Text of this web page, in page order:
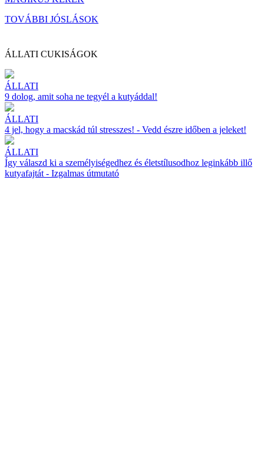
TOVÁBBI JÓSLÁSOK
ÁLLATI CUKISÁGOK
ÁLLATI
9 dolog, amit soha ne tegyél a kutyáddal!
ÁLLATI
4 jel, hogy a macskád túl stresszes! - Vedd észre időben a jeleket!
ÁLLATI
Így válaszd ki a személyiségedhez és életstílusodhoz leginkább illő
kutyafajtát - Izgalmas útmutató